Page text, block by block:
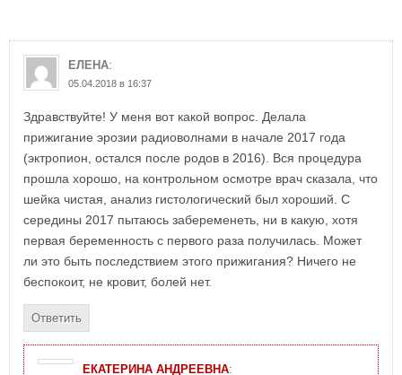
ЕЛЕНА:
05.04.2018 в 16:37
Здравствуйте! У меня вот какой вопрос. Делала
прижигание эрозии радиоволнами в начале 2017 года
(эктропион, остался после родов в 2016). Вся процедура
прошла хорошо, на контрольном осмотре врач сказала, что
шейка чистая, анализ гистологический был хороший. С
середины 2017 пытаюсь забеременеть, ни в какую, хотя
первая беременность с первого раза получилась. Может
ли это быть последствием этого прижигания? Ничего не
беспокоит, не кровит, болей нет.
Ответить
ЕКАТЕРИНА АНДРЕЕВНА: